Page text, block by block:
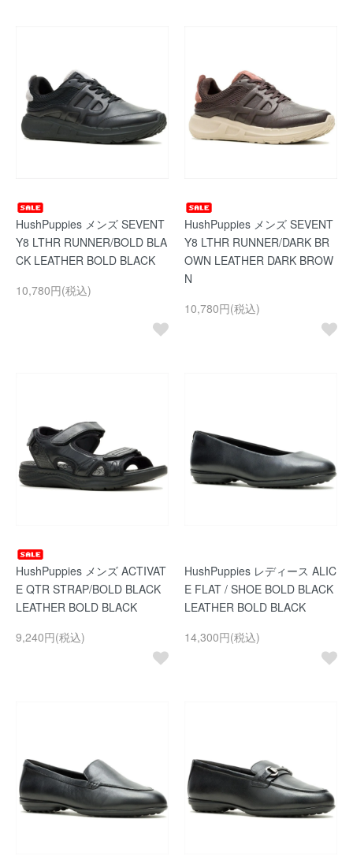
HushPuppies メンズ SEVENT
Y8 LTHR RUNNER/BOLD BLA
CK LEATHER BOLD BLACK
10,780円(税込)
HushPuppies メンズ SEVENT
Y8 LTHR RUNNER/DARK BR
OWN LEATHER DARK BROW
N
10,780円(税込)
HushPuppies メンズ ACTIVAT
E QTR STRAP/BOLD BLACK
LEATHER BOLD BLACK
9,240円(税込)
HushPuppies レディース ALIC
E FLAT / SHOE BOLD BLACK
LEATHER BOLD BLACK
14,300円(税込)